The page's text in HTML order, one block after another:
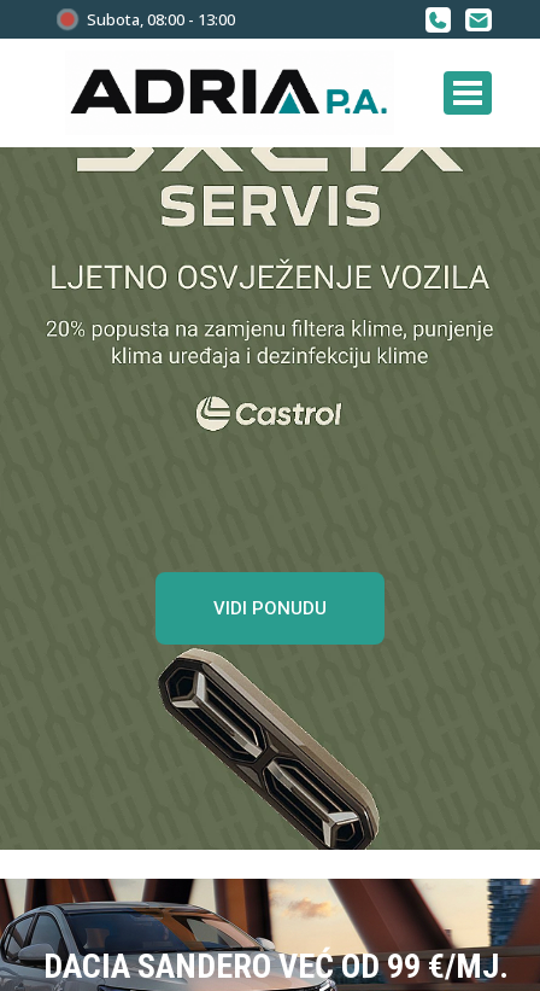
Subota, 08:00 - 13:00
RENAULT CAPTUR
VEĆ OD 21.790€
Uz bonus do 1.000€ i 500€ za gorivo uz Petrol karticu
OTKRIJTE VIŠE
RENAULT MEGANE CONQUEST